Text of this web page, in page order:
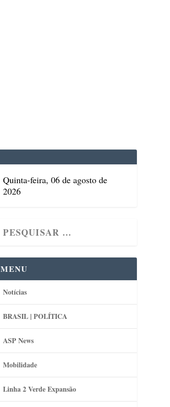
Quinta-feira, 06 de agosto de
2026
MENU
Notícias
BRASIL | POLÍTICA
ASP News
Mobilidade
Linha 2 Verde Expansão